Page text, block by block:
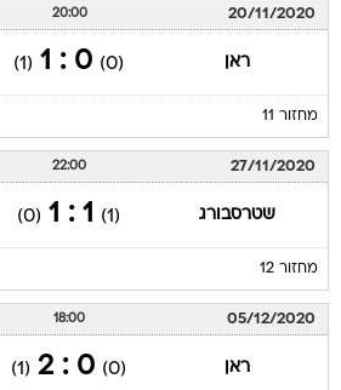
20/11/2020
20:00
ראן (0)
0 : 1
(1)
מחזור 11
27/11/2020
22:00
שטרסבורג (1)
1 : 1
(0)
מחזור 12
05/12/2020
18:00
ראן (0)
0 : 2
(1)